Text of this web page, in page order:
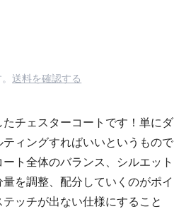
送料を確認する
チェスターコートです！単にダ
ィングすればいいというもので
ト全体のバランス、シルエット
を調整、配分していくのがポイ
ッチが出ない仕様にすること